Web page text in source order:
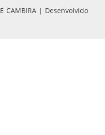
CAMBIRA | Desenvolvido